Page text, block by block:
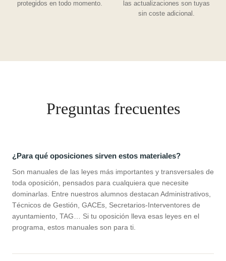
protegidos en todo momento.
las actualizaciones son tuyas
sin coste adicional.
Preguntas frecuentes
¿Para qué oposiciones sirven estos materiales?
Son manuales de las leyes más importantes y transversales de
toda oposición, pensados para cualquiera que necesite
dominarlas. Entre nuestros alumnos destacan Administrativos,
Técnicos de Gestión, GACEs, Secretarios-Interventores de
ayuntamiento, TAG… Si tu oposición lleva esas leyes en el
programa, estos manuales son para ti.